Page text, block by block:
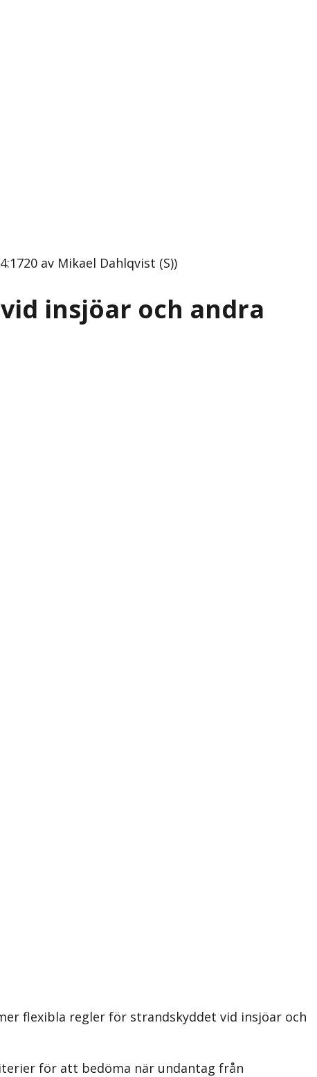
av Mikael Dahlqvist (S))
insjöar och andra
flexibla regler för strandskyddet vid insjöar och
för att bedöma när undantag från